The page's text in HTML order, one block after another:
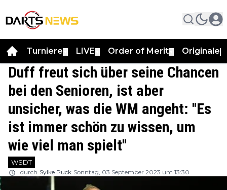
Turniere LIVE Order of Merit Originale
Duff freut sich über seine Chancen
bei den Senioren, ist aber
unsicher, was die WM angeht: ''Es
ist immer schön zu wissen, um
wie viel man spielt''
WSDT
durch Sylke Puck Sonntag, 03 September 2023 um 13:30